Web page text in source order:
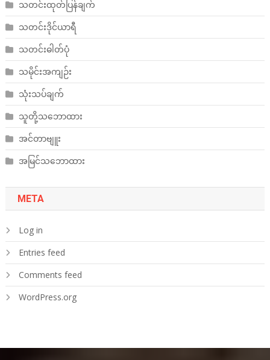
သတင်းထုတ်ပြန်ချက်
သတင်းဒိုင်ယာရီ
သတင်းဓါတ်ပုံ
သမိုင်းအကျဉ်း
သုံးသပ်ချက်
သူတို့သဘောထား
အင်တာဗျူး
အမြင်သဘောထား
META
Log in
Entries feed
Comments feed
WordPress.org